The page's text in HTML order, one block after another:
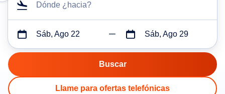
Dónde ¿hacia?
Sáb, Ago 22 Sáb, Ago 29
Llame para ofertas telefónicas